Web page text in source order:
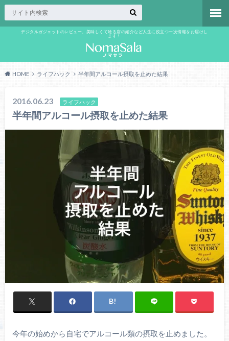
デジタルガジェットのレビュー、美味しくて唸る店の紹介など人生に役立つ一次情報をお届けし
ます！
HOME ライフハック 半年間アルコール摂取を止めた結果
2016.06.23 ライフハック
半年間アルコール摂取を止めた結果
今年の始めから自宅でアルコール類の摂取を止めました。